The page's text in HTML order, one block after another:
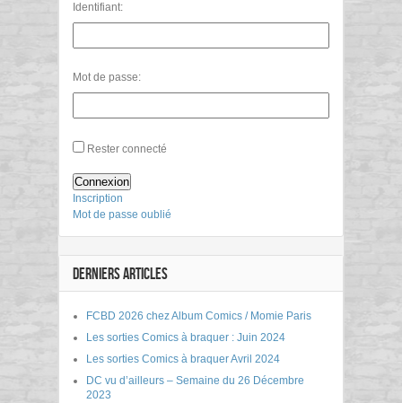
Identifiant:
Mot de passe:
Rester connecté
Connexion
Inscription
Mot de passe oublié
DERNIERS ARTICLES
FCBD 2026 chez Album Comics / Momie Paris
Les sorties Comics à braquer : Juin 2024
Les sorties Comics à braquer Avril 2024
DC vu d’ailleurs – Semaine du 26 Décembre
2023